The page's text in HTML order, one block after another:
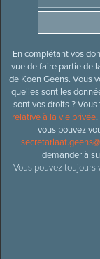
En complétant vos
vue de faire partie de
de Koen Geens. Vous
quelles sont les
sont vos droits ?
relative à la vie privée.
vous pouvez
demander à
Vous pouvez toujours